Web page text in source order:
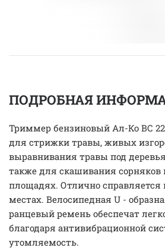
ПОДРОБНАЯ
Триммер бензиновый Ал-Ко ВС
для стрижки травы, живых
выравнивания травы под
также для скашивания сорняков
площадях. Отлично справляется
местах. Велосипедная U -
ранцевый ремень обеспечат
благодаря антивибрационной
утомляемость.